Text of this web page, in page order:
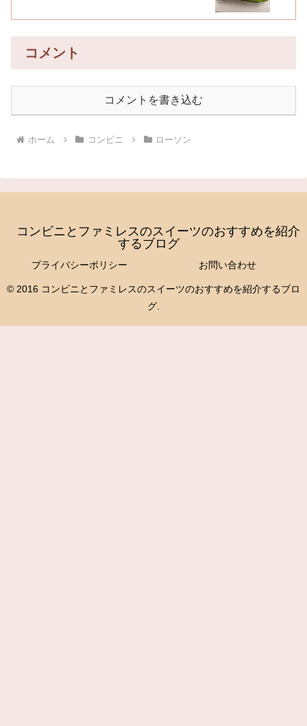
コメント
コメントを書き込む
ホーム コンビニ ローソン
コンビニとファミレスのスイーツのおすすめを紹介
するブログ
プライバシーポリシー お問い合わせ
© 2016 コンビニとファミレスのスイーツのおすすめを紹介するブロ
グ.